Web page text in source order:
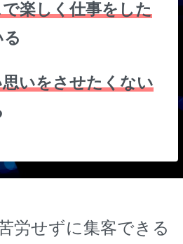
楽しく仕事をした
いをさせたくない
労せずに集客できる